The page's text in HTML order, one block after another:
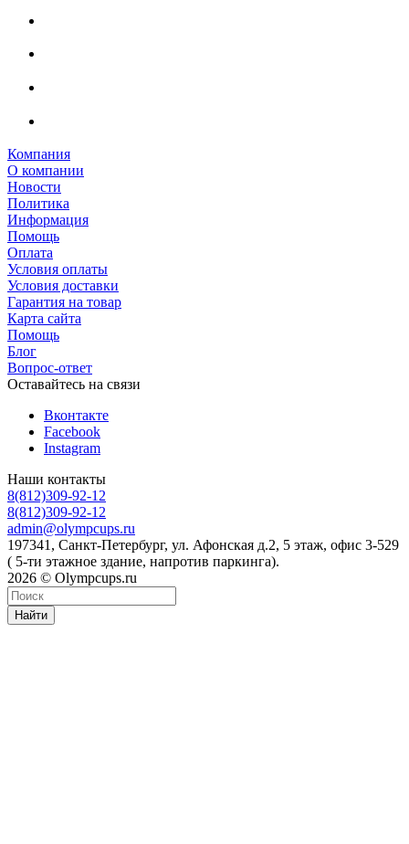
Компания
О компании
Новости
Политика
Информация
Помощь
Оплата
Условия оплаты
Условия доставки
Гарантия на товар
Карта сайта
Помощь
Блог
Вопрос-ответ
Оставайтесь на связи
Вконтакте
Facebook
Instagram
Наши контакты
8(812)309-92-12
8(812)309-92-12
admin@olympcups.ru
197341, Санкт-Петербург, ул. Афонская д.2, 5 этаж, офис 3-529
( 5-ти этажное здание, напротив паркинга).
2026 © Olympcups.ru
Найти